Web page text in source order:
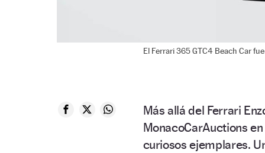
El Ferrari 365 GTC4 Beach Car
Más allá del Ferrari
MonacoCarAuctions
curiosos ejemplares.